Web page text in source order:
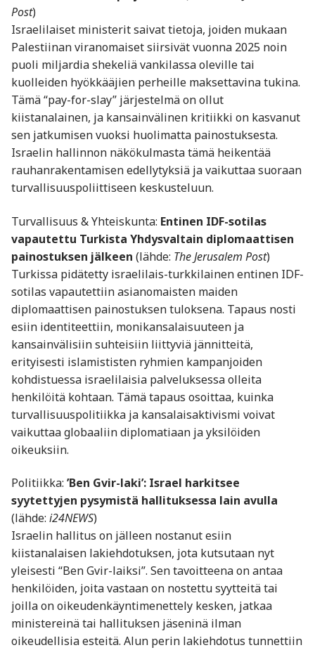
Post)
Israelilaiset ministerit saivat tietoja, joiden mukaan
Palestiinan viranomaiset siirsivät vuonna 2025 noin
puoli miljardia shekeliä vankilassa oleville tai
kuolleiden hyökkääjien perheille maksettavina tukina.
Tämä “pay-for-slay” ­järjestelmä on ollut
kiistanalainen, ja kansainvälinen kritiikki on kasvanut
sen jatkumisen vuoksi huolimatta painostuksesta.
Israelin hallinnon näkökulmasta tämä heikentää
rauhanrakentamisen edellytyksiä ja vaikuttaa suoraan
turvallisuuspoliittiseen keskusteluun.
Turvallisuus & Yhteiskunta: Entinen IDF-sotilas
vapautettu Turkista Yhdysvaltain diplomaattisen
painostuksen jälkeen (lähde: The Jerusalem Post)
Turkissa pidätetty israelilais-turkkilainen entinen IDF-
sotilas vapautettiin asianomaisten maiden
diplomaattisen painostuksen tuloksena. Tapaus nosti
esiin identiteettiin, monikansalaisuuteen ja
kansainvälisiin suhteisiin liittyviä jännitteitä,
erityisesti islamististen ryhmien kampanjoiden
kohdistuessa israelilaisia palveluksessa olleita
henkilöitä kohtaan. Tämä tapaus osoittaa, kuinka
turvallisuuspolitiikka ja kansalaisaktivismi voivat
vaikuttaa globaaliin diplomatiaan ja yksilöiden
oikeuksiin.
Politiikka: ’Ben Gvir-laki’: Israel harkitsee
syytettyjen pysymistä hallituksessa lain avulla
(lähde: i24NEWS)
Israelin hallitus on jälleen nostanut esiin
kiistanalaisen lakiehdotuksen, jota kutsutaan nyt
yleisesti “Ben Gvir-laiksi”. Sen tavoitteena on antaa
henkilöiden, joita vastaan on nostettu syytteitä tai
joilla on oikeudenkäyntimenettely kesken, jatkaa
ministereinä tai hallituksen jäseninä ilman
oikeudellisia esteitä. Alun perin lakiehdotus tunnettiin